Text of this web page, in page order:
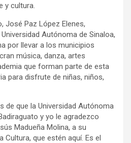
y cultura.
José Paz López Elenes,
Autónoma de Sinaloa,
por llevar a los municipios
música, danza, artes
que forman parte de esta
para disfrute de niñas, niños,
de que la Universidad Autónoma
y yo le agradezco
Madueña Molina, a su
Cultura, que estén aquí. Es el